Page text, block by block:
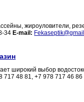
жироуловители,
34 E-mail:
широкий выбор
717 48 81, +7 978 717 46 86